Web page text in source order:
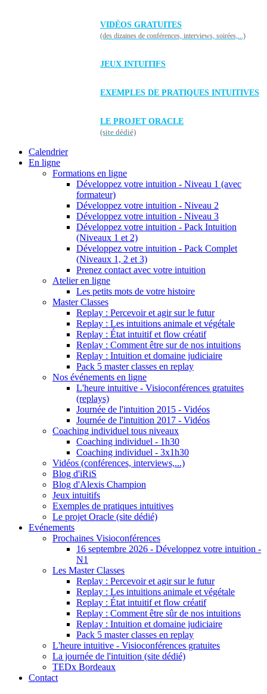
VIDÉOS GRATUITES
(des dizaines de conférences, interviews, soirées,...)
JEUX INTUITIFS
EXEMPLES DE PRATIQUES INTUITIVES
LE PROJET ORACLE
(site dédié)
Calendrier
En ligne
Formations en ligne
Développez votre intuition - Niveau 1 (avec
formateur)
Développez votre intuition - Niveau 2
Développez votre intuition - Niveau 3
Développez votre intuition - Pack Intuition
(Niveaux 1 et 2)
Développez votre intuition - Pack Complet
(Niveaux 1, 2 et 3)
Prenez contact avec votre intuition
Atelier en ligne
Les petits mots de votre histoire
Master Classes
Replay : Percevoir et agir sur le futur
Replay : Les intuitions animale et végétale
Replay : État intuitif et flow créatif
Replay : Comment être sur de nos intuitions
Replay : Intuition et domaine judiciaire
Pack 5 master classes en replay
Nos événements en ligne
L'heure intuitive - Visioconférences gratuites
(replays)
Journée de l'intuition 2015 - Vidéos
Journée de l'intuition 2017 - Vidéos
Coaching individuel tous niveaux
Coaching individuel - 1h30
Coaching individuel - 3x1h30
Vidéos (conférences, interviews,...)
Blog d'iRiS
Blog d'Alexis Champion
Jeux intuitifs
Exemples de pratiques intuitives
Le projet Oracle (site dédié)
Evénements
Prochaines Visioconférences
16 septembre 2026 - Développez votre intuition -
N1
Les Master Classes
Replay : Percevoir et agir sur le futur
Replay : Les intuitions animale et végétale
Replay : État intuitif et flow créatif
Replay : Comment être sûr de nos intuitions
Replay : Intuition et domaine judiciaire
Pack 5 master classes en replay
L'heure intuitive - Visioconférences gratuites
La journée de l'intuition (site dédié)
TEDx Bordeaux
Contact